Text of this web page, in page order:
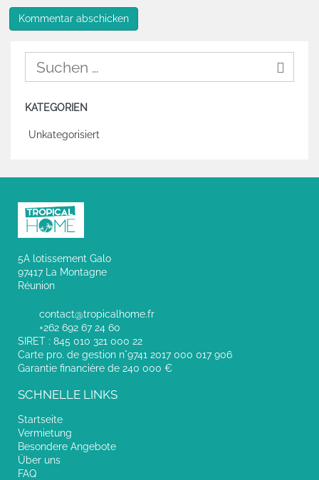
KATEGORIEN
Unkategorisiert
5A lotissement Galo
97417 La Montagne
Réunion
contact@tropicalhome.fr
+262 692 67 24 60
SIRET : 845 010 321 000 22
Carte pro. de gestion n°9741 2017 000 017 906
Garantie financière de 240 000 €
SCHNELLE LINKS
Startseite
Vermietung
Besondere Angebote
Über uns
FAQ